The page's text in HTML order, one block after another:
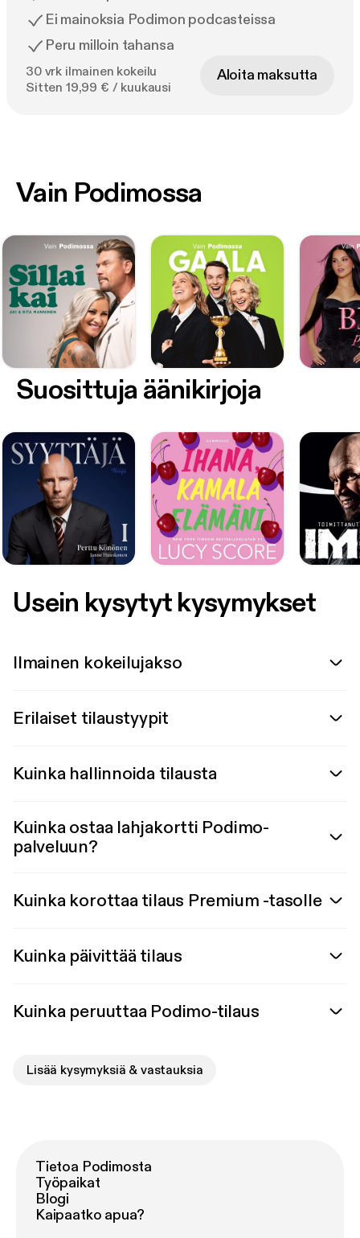
Ei mainoksia Podimon podcasteissa
Peru milloin tahansa
30 vrk ilmainen kokeilu
Sitten 19,99 € / kuukausi
Aloita maksutta
Vain Podimossa
Suosittuja äänikirjoja
Usein kysytyt kysymykset
Ilmainen kokeilujakso
Erilaiset tilaustyypit
Kuinka hallinnoida tilausta
Kuinka ostaa lahjakortti Podimo-
palveluun?
Kuinka korottaa tilaus Premium -tasolle
Kuinka päivittää tilaus
Kuinka peruuttaa Podimo-tilaus
Lisää kysymyksiä & vastauksia
Tietoa Podimosta
Työpaikat
Blogi
Kaipaatko apua?